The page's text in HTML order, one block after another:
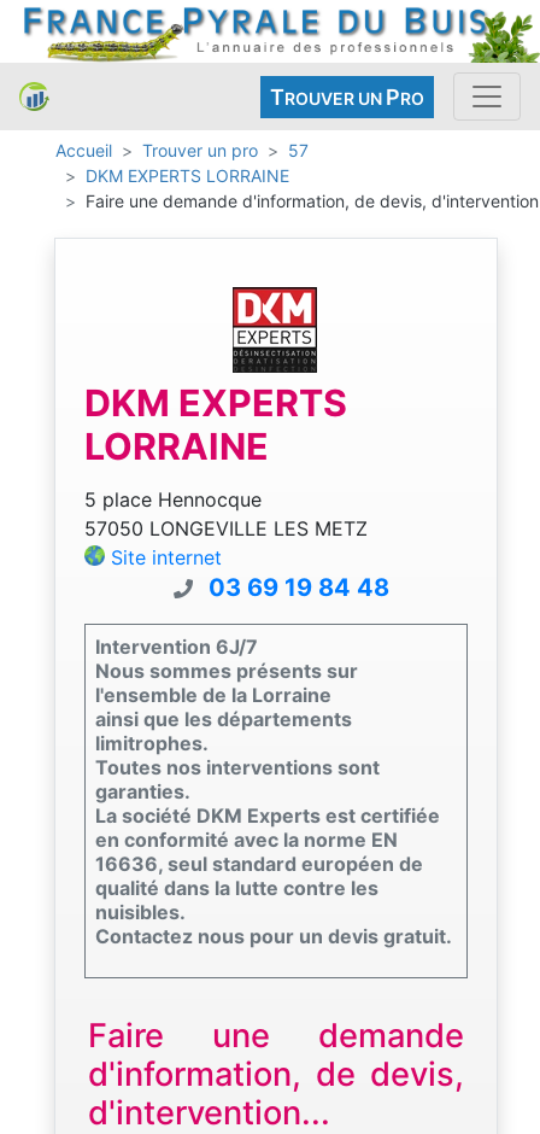
TROUVER UN PRO
Accueil Trouver un pro
57
DKM EXPERTS LORRAINE
Faire une demande d'information, de devis, d'intervention
DKM EXPERTS
LORRAINE
5 place Hennocque
57050 LONGEVILLE LES METZ
Site internet
03 69 19 84 48
Intervention 6J/7
Nous sommes présents sur
l'ensemble de la Lorraine
ainsi que les départements
limitrophes.
Toutes nos interventions sont
garanties.
La société DKM Experts est certifiée
en conformité avec la norme EN
16636, seul standard européen de
qualité dans la lutte contre les
nuisibles.
Contactez nous pour un devis gratuit.
Faire une demande
d'information, de devis,
d'intervention...